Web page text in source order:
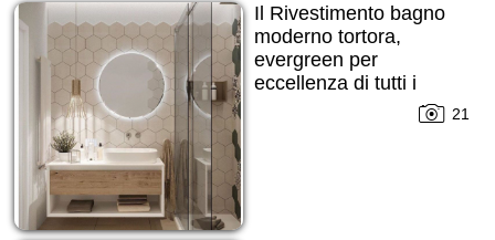
Il Rivestimento bagno
moderno tortora,
evergreen per
eccellenza di tutti i
21